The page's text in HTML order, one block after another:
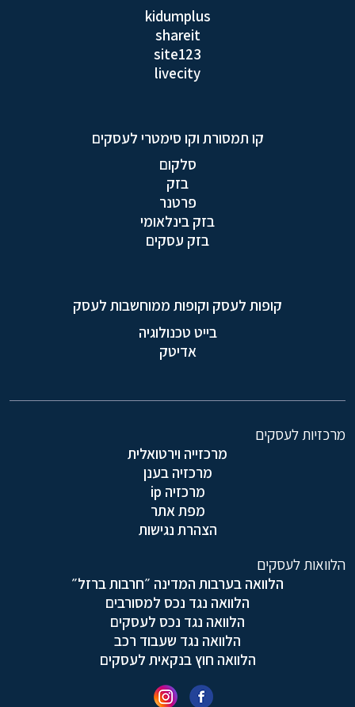
kidumplus
shareit
site123
livecity
קו תמסורת וקו סימטרי לעסקים
סלקום
בזק
פרטנר
בזק בינלאומי
בזק עסקים
קופות לעסק וקופות ממוחשבות לעסק
בייט טכנולוגיה
אדיטק
מרכזיות לעסקים
מרכזייה וירטואלית
מרכזיה בענן
מרכזיה ip
מפת אתר
הצהרת נגישות
הלוואות לעסקים
הלוואה בערבות המדינה ״חרבות ברזל״
הלוואה נגד נכס למסורבים
הלוואה נגד נכס לעסקים
הלוואה נגד שעבוד רכב
הלוואה חוץ בנקאית לעסקים